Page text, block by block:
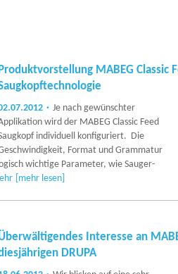
Produktvorstellung MABEG Classic
Je nach gewünschter
wird der MABEG Classic Feed
individuell konfiguriert. Die
Format und Grammatur
wichtige Parameter, wie Sauger-
[mehr lesen]
Interesse an
DRUPA